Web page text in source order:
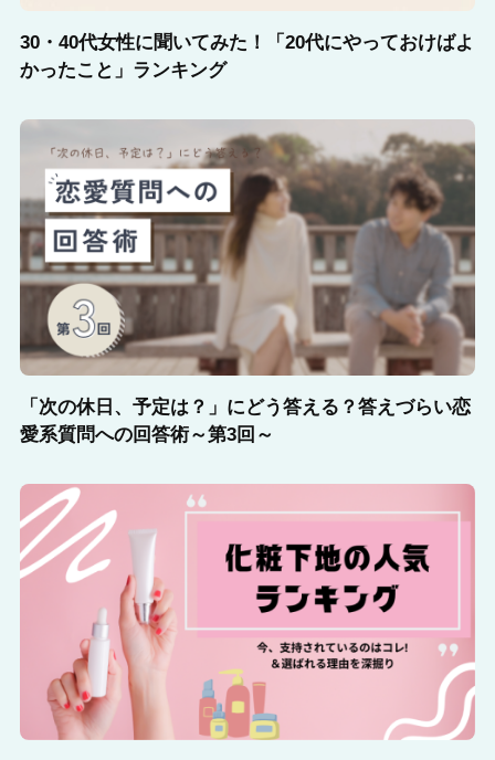
30・40代女性に聞いてみた！「20代にやっておけばよ
かったこと」ランキング
「次の休日、予定は？」にどう答える？答えづらい恋
愛系質問への回答術～第3回～